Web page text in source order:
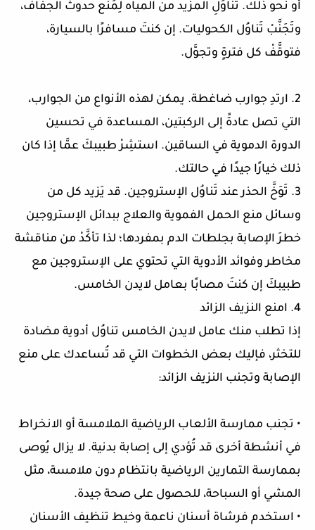
أو نحو ذلك. تَناوَلِ المزيد من المياه لِمَنْع حدوث الجفاف،
وتَجَنَّبْ تَناوُل الكحوليات. إن كنتَ مسافرًا بالسيارة،
فتوقَّفْ كل فترةٍ وتجوَّل.
2. ارتدِ جوارب ضاغطة. يمكن لهذه الأنواع من الجوارب،
التي تصل عادةً إلى الركبتين، المساعدة في تحسين
الدورة الدموية في الساقين. استشِرْ طبيبكَ عمَّا إذا كان
ذلك خيارًا جيدًا في حالتك.
3. تَوَخَّ الحذر عند تَناوُل الإستروجين. قد يَزيد كل من
وسائل منع الحمل الفموية والعلاج ببدائل الإستروجين
خطرَ الإصابة بجلطات الدم بمفردها؛ لذا تأكَّدْ من مناقشة
مخاطر وفوائد الأدوية التي تحتوي على الإستروجين مع
طبيبكَ إن كنتَ مصابًا بعامل لايدن الخامس.
4. امنع النزيف الزائد
إذا تطلب منك عامل لايدن الخامس تناوُل أدوية مضادة
للتخثر، فإليك بعض الخطوات التي قد تُساعدك على منع
الإصابة وتجنب النزيف الزائد:
• تجنب ممارسة الألعاب الرياضية الملامسة أو الانخراط
في أنشطة أخرى قد تُؤدي إلى إصابة بدنية. لا يزال يُوصى
بممارسة التمارين الرياضية بانتظام دون ملامسة، مثل
المشي أو السباحة، للحصول على صحة جيدة.
• استخدم فرشاة أسنان ناعمة وخيط تنظيف الأسنان